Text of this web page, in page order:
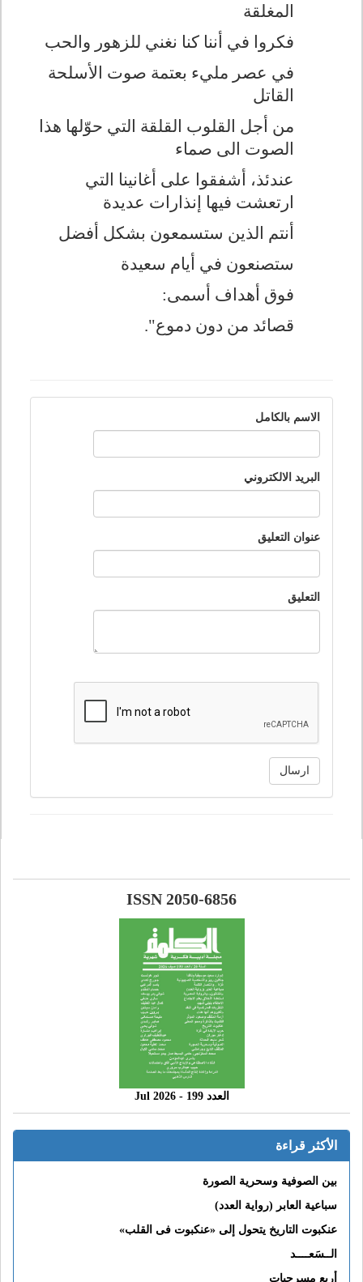
المغلقة
فكروا في أننا كنا نغني للزهور والحب
في عصر مليء بعتمة صوت الأسلحة
القاتل
من أجل القلوب القلقة التي حوّلها هذا
الصوت الى صماء
عندئذ، أشفقوا على أغانينا التي
ارتعشت فيها إنذارات عديدة
أنتم الذين ستسمعون بشكل أفضل
ستصنعون في أيام سعيدة
فوق أهداف أسمى:
قصائد من دون دموع".
الاسم بالكامل
البريد الالكتروني
عنوان التعليق
التعليق
ارسال
ISSN 2050-6856
العدد 199 - 2026 Jul
الأكثر قراءة
بين الصوفية وسحرية الصورة
سباعية العابر (رواية العدد)
عنكبوت التاريخ يتحول إلى «عنكبوت فى القلب»
الــسَعــــد
أربع مسرحيات